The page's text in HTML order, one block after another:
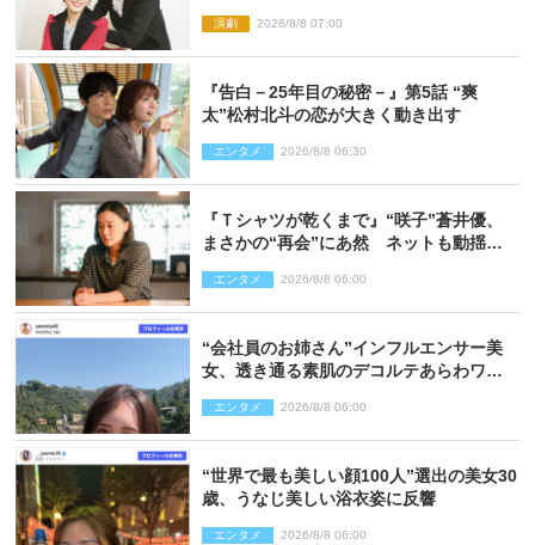
演劇 2026/8/8 07:00
『告白－25年目の秘密－』第5話 “爽
太”松村北斗の恋が大きく動き出す
エンタメ 2026/8/8 06:30
『Ｔシャツが乾くまで』“咲子”蒼井優、
まさかの“再会”にあ然 ネットも動揺
レあり）
エンタメ 2026/8/8 06:00
“会社員のお姉さん”インフルエンサー美
女、透き通る素肌のデコルテあらわワン
エンタメ 2026/8/8 06:00
“世界で最も美しい顔100人”選出の美女30
歳、うなじ美しい浴衣姿に反響
エンタメ 2026/8/8 06:00